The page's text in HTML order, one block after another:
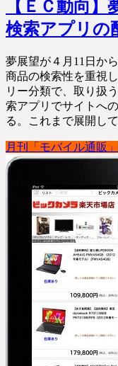
【ＥＣ動向
検索アプリの
夢展望が４月11日か
商品の検索性を重視
リー分類で、取り扱
索アプリでサイトへ
る。これまで展開し
月刊「モバイル通販」